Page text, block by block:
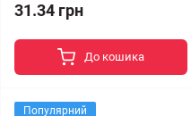
31.34 грн
До кошика
Популярний